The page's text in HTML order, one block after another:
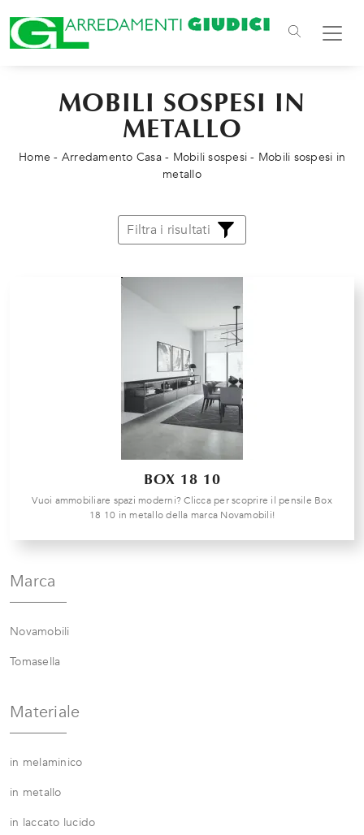
MOBILI SOSPESI IN
METALLO
Home - Arredamento Casa- Mobili sospesi - Mobili sospesi in
metallo
Filtra i risultati
BOX 18 10
Vuoi ammobiliare spazi moderni? Clicca per scoprire il pensile Box
18 10 in metallo della marca Novamobili!
Marca
Novamobili
Tomasella
Materiale
in melaminico
in metallo
in laccato lucido